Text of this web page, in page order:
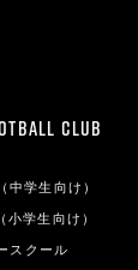
CLUB
中学生向け）
小学生向け）
スクール